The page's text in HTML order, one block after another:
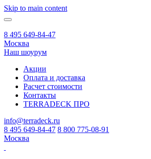
Skip to main content
8 495 649-84-47
Москва
Наш шоурум
Акции
Оплата и доставка
Расчет стоимости
Контакты
TERRADECK ПРО
info@terradeck.ru
8 495 649-84-47 8 800 775-08-91
Москва